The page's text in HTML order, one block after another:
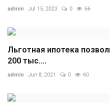
admin Jul 15, 2023 0 66
Льготная ипотека
200 тыс....
admin Jun 8, 2021 0 60